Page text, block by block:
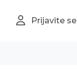
Prijavite se